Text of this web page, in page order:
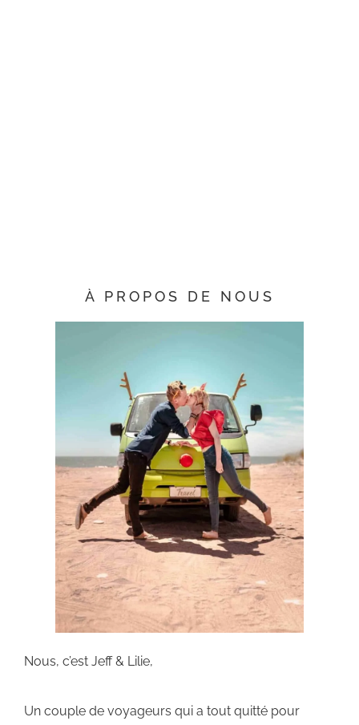
À PROPOS DE NOUS
Nous, c’est Jeff & Lilie,
Un couple de voyageurs qui a tout quitté pour